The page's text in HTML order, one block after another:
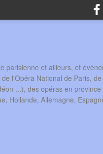
parisienne et ailleurs, et
l'Opéra National de Paris,
...), des opéras en
Hollande, Allemagne,